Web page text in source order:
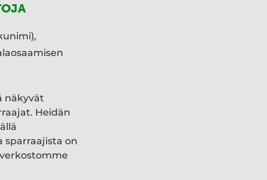
näkyvät
Heidän
sparraajista on